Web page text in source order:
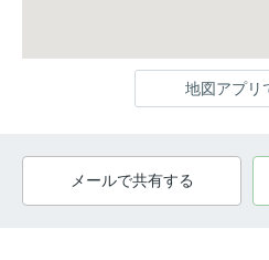
地図アプリ
メールで共有する